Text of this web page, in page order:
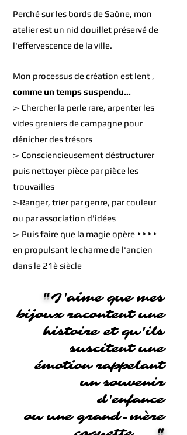
Perché sur les bords de Saône, mon
atelier est un nid douillet préservé de
l'effervescence de la ville.
Mon processus de création est lent ,
comme un temps suspendu...
▻ Chercher la perle rare, arpenter les
vides greniers de campagne pour
dénicher des trésors
▻ Consciencieusement déstructurer
puis nettoyer pièce par pièce les
trouvailles
▻Ranger, trier par genre, par couleur
ou par association d'idées
▻ Puis faire que la magie opère ‣‣‣‣
en propulsant le charme de l'ancien
dans le 21è siècle
"J'aime que mes
bijoux racontent une
histoire et qu'ils
suscitent une
émotion rappelant
un souvenir
d'enfance
ouune grand-mère